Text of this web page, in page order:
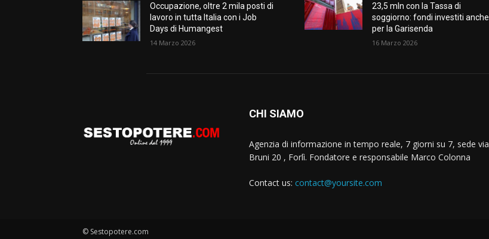
Occupazione, oltre 2 mila posti di
lavoro in tutta Italia con i Job
Days di Humangest
14 Marzo 2026
23,5 mln con la Tassa di
soggiorno: fondi investiti anche
per la Garisenda
16 Marzo 2026
CHI SIAMO
Agenzia di informazione in tempo reale, 7 giorni su 7, sede via
Bruni 20 , Forlì. Fondatore e responsabile Marco Colonna
Contact us: contact@yoursite.com
© Sestopotere.com